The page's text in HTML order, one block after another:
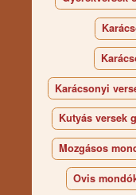
Karácsonyi
Kutyás versek
Mozgásos
Ovis